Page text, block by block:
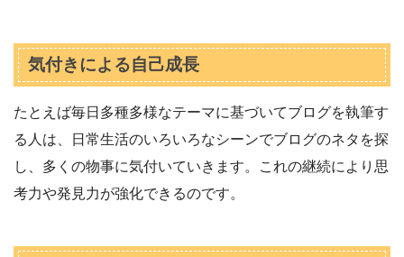
気付きによる自己成長
たとえば毎日多種多様なテーマに基づいてブログを執筆す
る人は、日常生活のいろいろなシーンでブログのネタを探
し、多くの物事に気付いていきます。これの継続により思
考力や発見力が強化できるのです。